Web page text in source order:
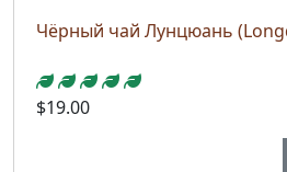
Чёрный чай Лунцюань
$19.00